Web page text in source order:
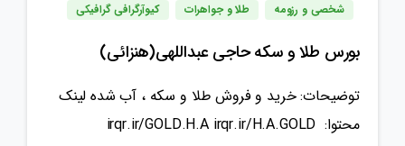
شخصی و رزومه طلا و جواهرات کیوآرگرافی گرافیکی
بورس طلا و سکه حاجی عبداللهی(هنزائی)
توضیحات: خرید و فروش طلا و سکه ، آب شده لینک
محتوا: irqr.ir/GOLD.H.A irqr.ir/H.A.GOLD